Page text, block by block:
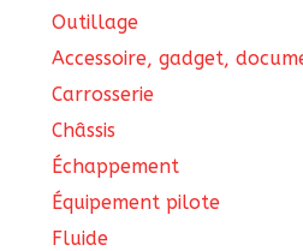
Outillage
Accessoire, gadget,
Carrosserie
Châssis
Échappement
Équipement pilote
Fluide